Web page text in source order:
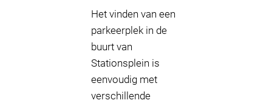
Het vinden van een
parkeerplek in de
buurt van
Stationsplein is
eenvoudig met
verschillende